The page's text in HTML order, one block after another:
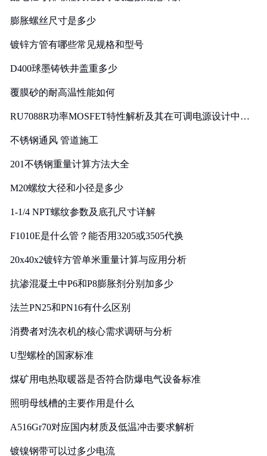
膨胀螺丝尺寸是多少
镀锌方管有哪些常见规格和型号
D400球墨铸铁井盖重多少
覆膜砂的耐高温性能如何
RU7088R功率MOSFET特性解析及其在可调电源设计中的
不锈钢通风 管道施工
201不锈钢重量计算方法大全
M20螺纹大径和小径是多少
1-1/4 NPT螺纹参数及底孔尺寸详解
F1010E是什么管？能否用3205或3505代换
20x40x2镀锌方管单米重量计算与应用分析
抗渗混凝土中P6和P8膨胀剂分别加多少
法兰PN25和PN16有什么区别
消费者对洗衣机的核心需求调研与分析
U型螺栓的国家标准
煤矿用电热取暖器是否符合防爆电气设备标准
照明母线槽的主要作用是什么
A516Gr70对应国内材质及低温冲击要求解析
镀镍钢带可以过多少电流